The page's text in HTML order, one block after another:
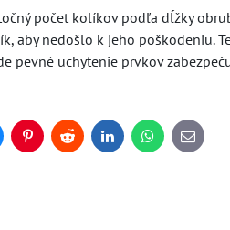
počet kolíkov podľa dĺžky
aby nedošlo k jeho poškodeniu.
uchytenie prvkov
PinterestRedditLinkedInWhatsApp
E-
mail